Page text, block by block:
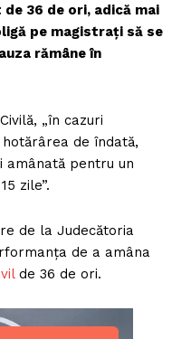
36 de ori, adică mai
pe magistrați să se
rămâne în
„în cazuri
de îndată,
pentru un
zile”.
de la Judecătoria
de a amâna
de 36 de ori.